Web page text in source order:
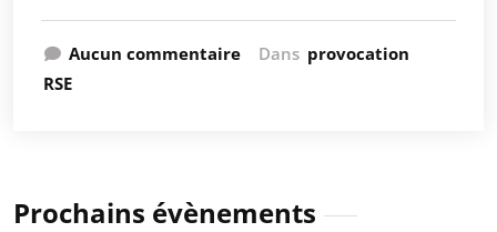
Aucun commentaire Dans provocation
RSE
Prochains évènements